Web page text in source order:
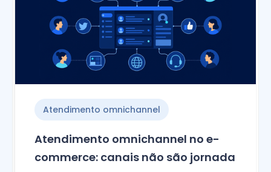
Atendimento omnichannel
Atendimento omnichannel no e-
commerce: canais não são jornada